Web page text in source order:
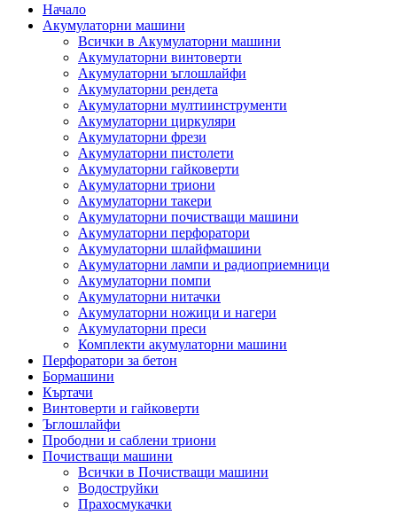
Начало
Акумулаторни машини
Всички в Акумулаторни машини
Акумулаторни винтоверти
Акумулаторни ъглошлайфи
Акумулаторни рендета
Акумулаторни мултиинструменти
Акумулаторни циркуляри
Акумулаторни фрези
Акумулаторни пистолети
Акумулаторни гайковерти
Акумулаторни триони
Акумулаторни такери
Акумулаторни почистващи машини
Акумулаторни перфоратори
Акумулаторни шлайфмашини
Акумулаторни лампи и радиоприемници
Акумулаторни помпи
Акумулаторни нитачки
Акумулаторни ножици и нагери
Акумулаторни преси
Комплекти акумулаторни машини
Перфоратори за бетон
Бормашини
Къртачи
Винтоверти и гайковерти
Ъглошлайфи
Прободни и саблени триони
Почистващи машини
Всички в Почистващи машини
Водоструйки
Прахосмукачки